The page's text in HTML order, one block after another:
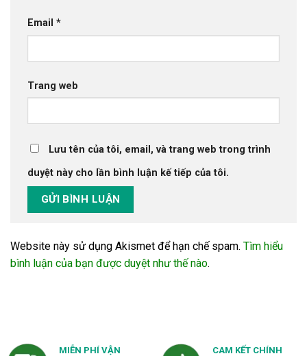
Email *
Trang web
Lưu tên của tôi, email, và trang web trong trình
duyệt này cho lần bình luận kế tiếp của tôi.
Website này sử dụng Akismet để hạn chế spam. Tìm hiểu
bình luận của bạn được duyệt như thế nào.
MIỄN PHÍ VẬN
CAM KẾT CHÍNH